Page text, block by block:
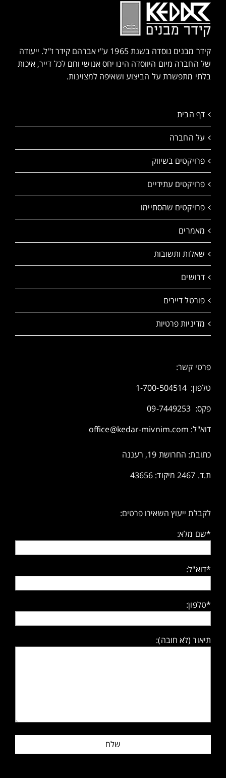
קידר מבנים נוסדה בשנת 1965 ע"י אברהם קידר ז"ל. ייעודה
של החברה מיום היווסדה הינו יחס אנושי וחם לכל דייר, איכות
בלתי מתפשרת על הביצוע ושאיפה למצוינות.
דף הבית
על החברה
פרויקטים בשיווק
פרויקטים עתידיים
פרויקטים שהסתיימו
מאמרים
שאלות ותשובות
דרושים
פורטל דיירים
מדיניות פרטיות
פרטי קשר:
טלפון: 1-700-504514
פקס: 09-7449253
דוא"ל: office@kedar-mivnim.com
כתובת: החרושת 19, רעננה
ת.ד. 2467 מיקוד: 43656
לקבלת ייעוץ השאירו פרטים:
*שם מלא:
*דוא"ל:
*טלפון:
תיאור (לא חובה):